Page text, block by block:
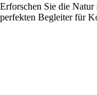
Erforschen Sie die
perfekten Begleiter für